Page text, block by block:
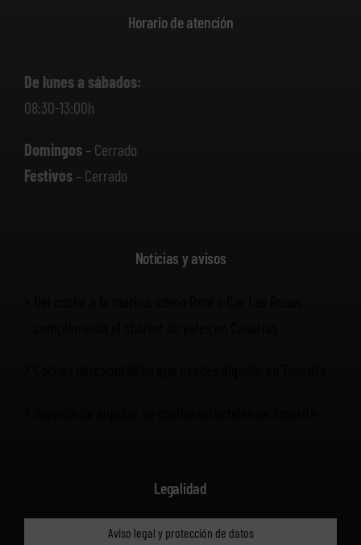
Horario de atención
De lunes a sábados:
08:30-13:00h
Domingos– Cerrado
Festivos– Cerrado
Noticias y avisos
Legalidad
Aviso legal y protección de datos